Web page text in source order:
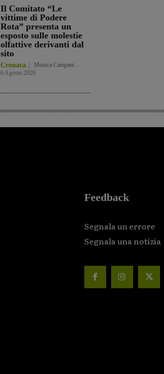
Il Comitato “Le
vittime di Podere
Rota” presenta un
esposto sulle molestie
olfattive derivanti dal
sito
Cronaca Monica Campani
6 Agosto 2026
Feedback
Segnala un errore
Segnala una notizia